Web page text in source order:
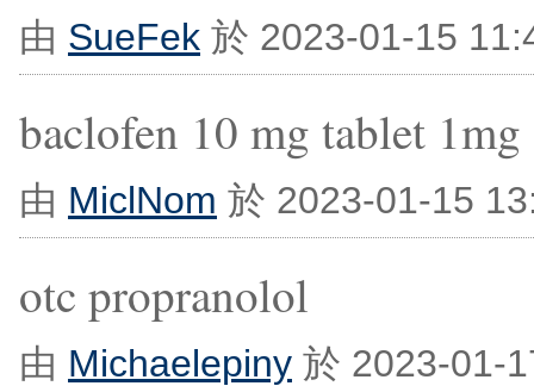
由 SueFek 於 2023-01-15
baclofen 10 mg tablet 1mg
由 MiclNom 於 2023-01-15
otc propranolol
由 Michaelepiny 於 2023-01-